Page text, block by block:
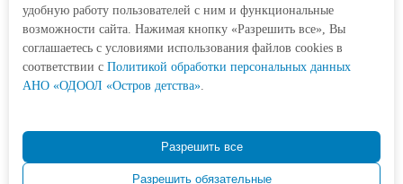
Личный кабинет
Корзина
Социальные сети
Контакты
+7 (3452) 77-21-47
Odetstva@obl72.ru
удобную работу пользователей с ним и функциональные
возможности сайта. Нажимая кнопку «Разрешить все», Вы
соглашаетесь с условиями использования файлов cookies в
соответствии c Политикой обработки персональных данных
АНО «ОДООЛ «Остров детства».
Разрешить все
Разрешить обязательные